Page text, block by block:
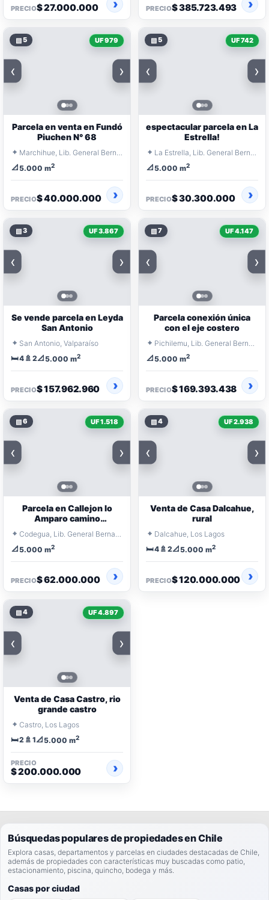
PRECIO$ 27.000.000 PRECIO$ 385.723.493
▧5 UF 979
‹ ›
Parcela en venta en Fundó
Piuchen N° 68
⌖
📐5.000 m2
PRECIO$ 40.000.000
▧5 UF 742
‹ ›
espectacular parcela en La
Estrella!
⌖
📐5.000 m2
PRECIO$ 30.300.000
▧3 UF 3.867
‹ ›
Se vende parcela en Leyda
San Antonio
⌖ San Antonio, Valparaíso
🛏️4 🚿 2📐5.000 m2
PRECIO$ 157.962.960
▧7 UF 4.147
‹ ›
Parcela conexión única
con el eje costero
⌖
📐5.000 m2
PRECIO$ 169.393.438
▧6 UF 1.518
‹ ›
Parcela en Callejon lo
Amparo camino
⌖
📐5.000 m2
PRECIO$ 62.000.000
▧4 UF 2.938
‹ ›
Venta de Casa Dalcahue,
rural
⌖ Dalcahue, Los Lagos
🛏️4 🚿 2📐5.000 m2
PRECIO$ 120.000.000
▧4 UF 4.897
‹ ›
Venta de Casa Castro, rio
grande castro
⌖ Castro, Los Lagos
🛏️2 🚿 1📐5.000 m2
PRECIO
$ 200.000.000
Búsquedas populares de propiedades en Chile
Explora casas, departamentos y parcelas en ciudades destacadas de Chile,
además de propiedades con características muy buscadas como patio,
estacionamiento, piscina, quincho, bodega y más.
Casas por ciudad